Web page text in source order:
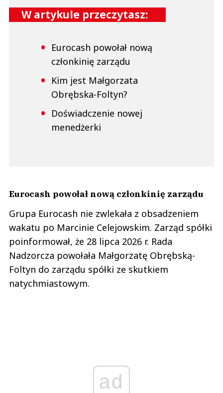
W artykule przeczytasz:
Eurocash powołał nową
członkinię zarządu
Kim jest Małgorzata
Obrębska-Foltyn?
Doświadczenie nowej
menedżerki
Eurocash powołał nową członkinię zarządu
Grupa Eurocash nie zwlekała z obsadzeniem
wakatu po Marcinie Celejowskim. Zarząd spółki
poinformował, że 28 lipca 2026 r. Rada
Nadzorcza powołała Małgorzatę Obrębską-
Foltyn do zarządu spółki ze skutkiem
natychmiastowym.
ad